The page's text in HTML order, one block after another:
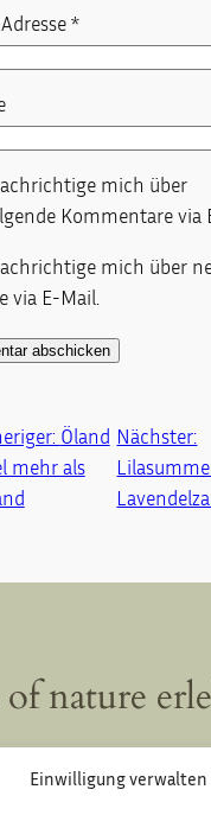
Einwilligung verwalten
*
mich über
Kommentare via
mich über
via E-Mail.
Öland
mehr als
Nächster:
of nature